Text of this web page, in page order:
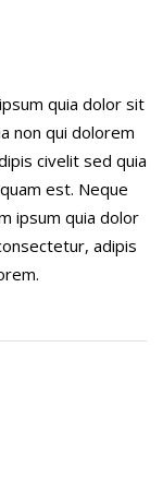
quia dolor sit
non qui dolorem
civelit sed quia
est. Neque
ipsum quia dolor
adipis